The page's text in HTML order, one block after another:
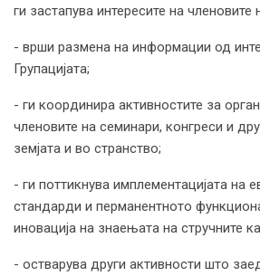
ги застапува интересите на членовите
- врши размена на информации од
Групацијата;
- ги координира активностите за
членовите на семинари, конгреси и
земјата и во странство;
- ги поттикнува имплементацијата на
стандарди и перманентното
иновација на знаењата на стручните
- остварува други активности што